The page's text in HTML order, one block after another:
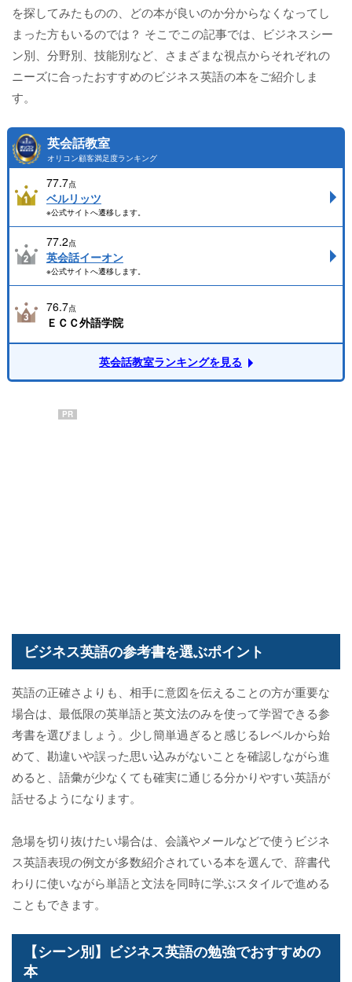
を探してみたものの、どの本が良いのか分からなくなってし
まった方もいるのでは？ そこでこの記事では、ビジネスシー
ン別、分野別、技能別など、さまざまな視点からそれぞれの
ニーズに合ったおすすめのビジネス英語の本をご紹介しま
す。
英会話教室
オリコン顧客満足度ランキング
77.7点
ベルリッツ
※公式サイトへ遷移します。
77.2点
英会話イーオン
※公式サイトへ遷移します。
76.7点
ＥＣＣ外語学院
英会話教室ランキングを見る
PR
ビジネス英語の参考書を選ぶポイント
英語の正確さよりも、相手に意図を伝えることの方が重要な
場合は、最低限の英単語と英文法のみを使って学習できる参
考書を選びましょう。少し簡単過ぎると感じるレベルから始
めて、勘違いや誤った思い込みがないことを確認しながら進
めると、語彙が少なくても確実に通じる分かりやすい英語が
話せるようになります。
急場を切り抜けたい場合は、会議やメールなどで使うビジネ
ス英語表現の例文が多数紹介されている本を選んで、辞書代
わりに使いながら単語と文法を同時に学ぶスタイルで進める
こともできます。
【シーン別】ビジネス英語の勉強でおすすめの
本